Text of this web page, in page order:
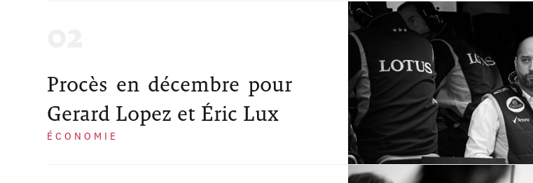
Procès en décembre pour
Gerard Lopez et Éric Lux
ÉCONOMIE